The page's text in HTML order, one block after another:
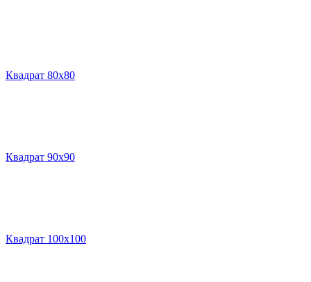
Квадрат 80х80
Квадрат 90х90
Квадрат 100х100